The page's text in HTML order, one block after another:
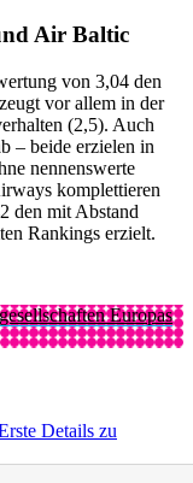
Air Baltic
von 3,04 den
vor allem in der
(2,5). Auch
– beide erzielen in
nennenswerte
komplettieren
den mit Abstand
Rankings erzielt.
Europas
Details zu